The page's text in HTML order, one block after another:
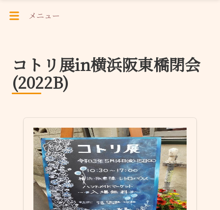
メニュー
コトリ展in横浜阪東橋閉会
(2022B)